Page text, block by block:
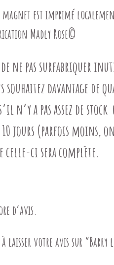
magnet est imprimé
Madly Rose©
ne pas surfabriquer
davantage de
n’y a pas assez de
jours (parfois moins,
celle-ci sera complète.
d’avis.
à laisser votre avis sur